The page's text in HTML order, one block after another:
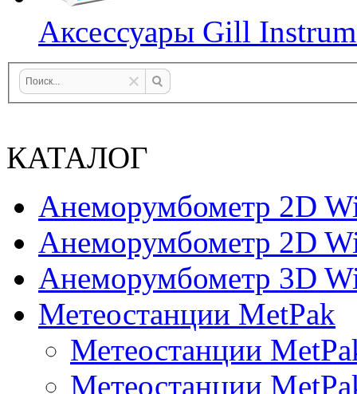
Аксессуары Gill
КАТАЛОГ
Анеморумбометр 2D
Анеморумбометр 2D
Анеморумбометр 3D
Метеостанции MetPak
Метеостанции
Метеостанции